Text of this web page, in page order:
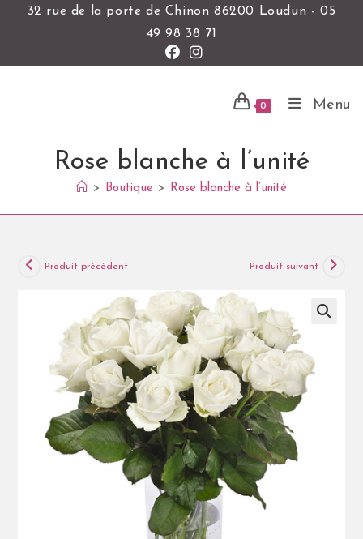
32 rue de la porte de Chinon 86200 Loudun - 05
49 98 38 71
0 Menu
Rose blanche à l’unité
> Boutique > Rose blanche à l’unité
Produit précédent Produit suivant